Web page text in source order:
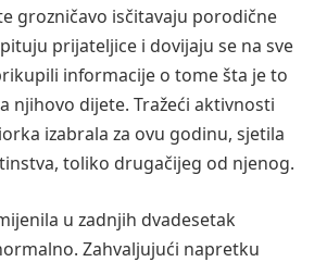
grozničavo isčitavaju porodične
prijateljice i dovijaju se na sve
informacije o tome šta je to
njihovo dijete. Tražeći aktivnosti
izabrala za ovu godinu, sjetila
toliko drugačijeg od njenog.
u zadnjih dvadesetak
Zahvaljujući napretku